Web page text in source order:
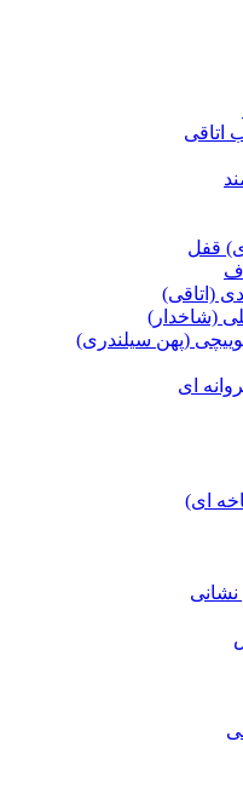
اتاقی
قفل
(اتاقی)
(شاخدار)
(پهن سیلندری)
ای
ای)